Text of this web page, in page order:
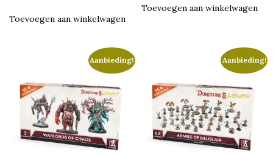
was:
is:
Toevoegen aan winkelwagen
was:
is:
Toevoegen aan winkelwagen
Aanbieding! Aanbieding!